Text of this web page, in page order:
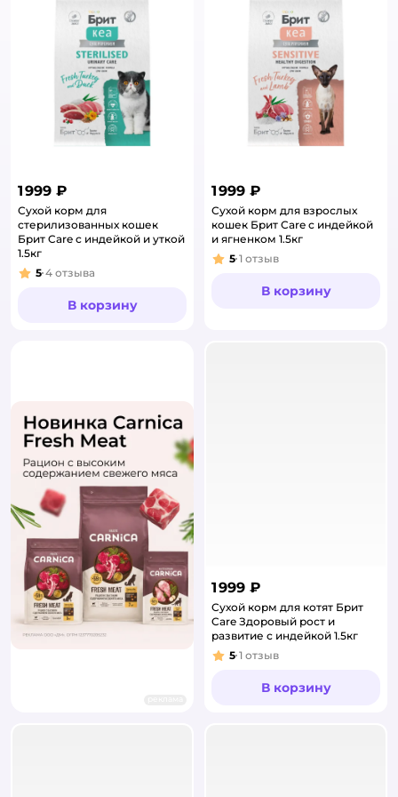
1 999 ₽
Сухой корм для
стерилизованных кошек
Брит Care с индейкой и уткой
1.5кг
Рейтинг:
5 4 отзыва
В корзину
1 999 ₽
Сухой корм для взрослых
кошек Брит Care с индейкой
и ягненком 1.5кг
Рейтинг:
5 1 отзыв
В корзину
1 999 ₽
Сухой корм для котят Брит
Care Здоровый рост и
развитие с индейкой 1.5кг
Рейтинг:
5 1 отзыв
В корзину